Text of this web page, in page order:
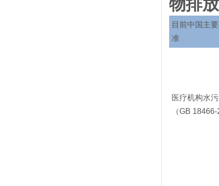
物排
目前中国主
准
医疗机构水
（GB